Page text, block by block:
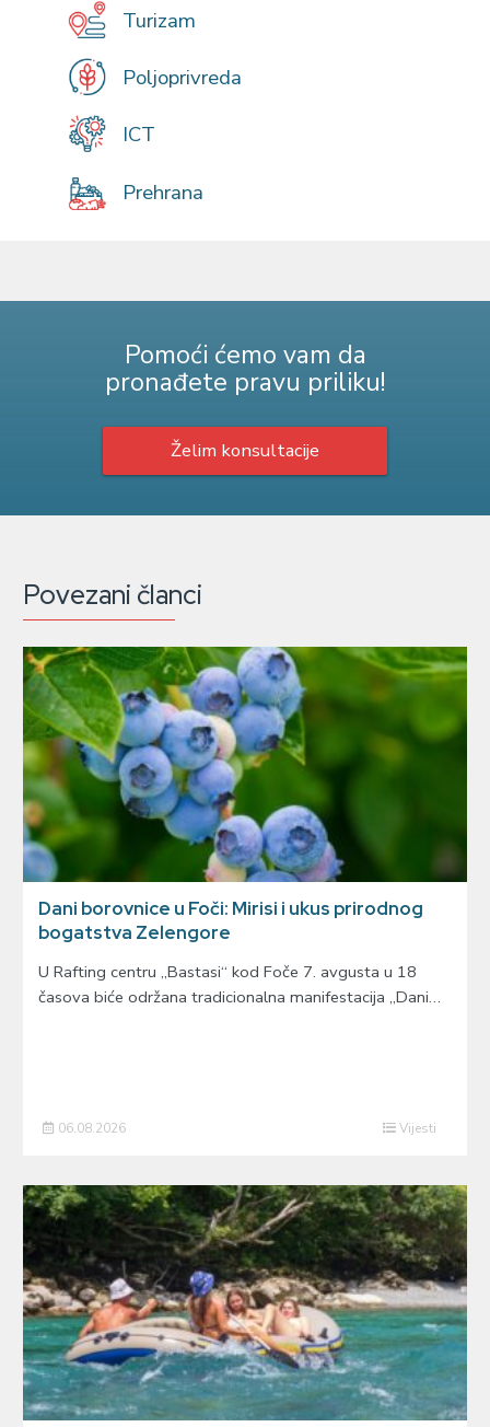
Turizam
Poljoprivreda
ICT
Prehrana
Pomoći ćemo vam da
pronađete pravu priliku!
Želim konsultacije
Povezani članci
Dani borovnice u Foči: Mirisi i ukus prirodnog
bogatstva Zelengore
U Rafting centru „Bastasi“ kod Foče 7. avgusta u 18
časova biće održana tradicionalna manifestacija „Dani…
06.08.2026 Vijesti